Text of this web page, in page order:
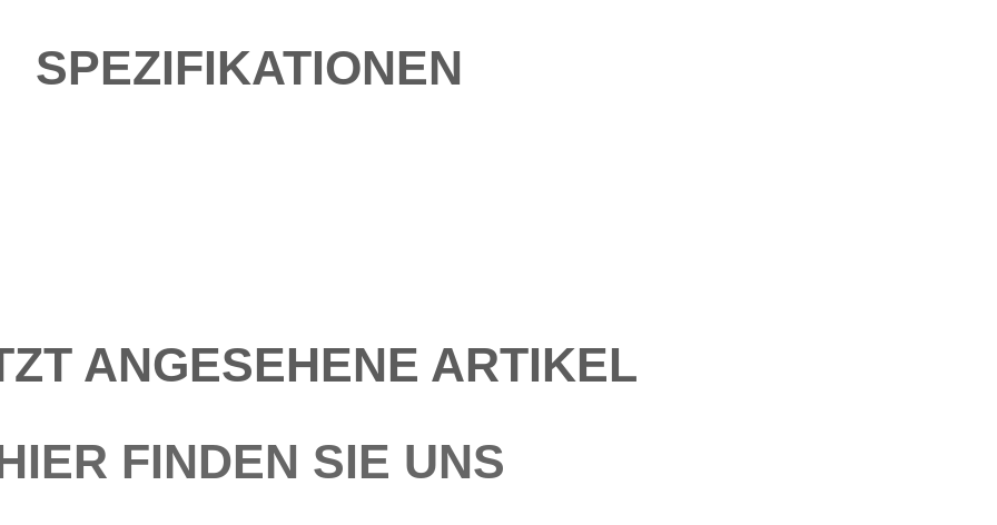
SPEZIFIKATIONEN
ANGESEHENE ARTIKEL
FINDEN SIE UNS